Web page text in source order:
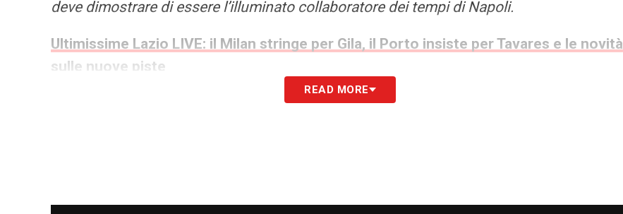
deve dimostrare di essere l’illuminato collaboratore dei tempi di Napoli.
Ultimissime Lazio LIVE: il Milan stringe per Gila, il Porto insiste per Tavares e le novità
sulle nuove piste
Alla Juve non ha lasciato la minima traccia, coinvolto nella mediocrità. Sulla vicenda Gila
READ MORE